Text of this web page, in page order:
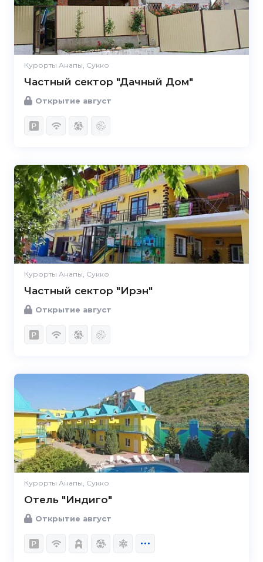
Курорты Анапы, Сукко
Частный сектор "Дачный Дом"
Открытие август
Курорты Анапы, Сукко
Частный сектор "Ирэн"
Открытие август
Курорты Анапы, Сукко
Отель "Индиго"
Открытие август